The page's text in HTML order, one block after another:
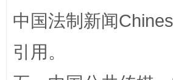
中国法制新闻
引用。